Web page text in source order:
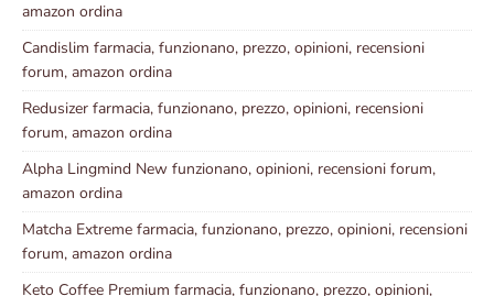
amazon ordina
Candislim farmacia, funzionano, prezzo, opinioni, recensioni
forum, amazon ordina
Redusizer farmacia, funzionano, prezzo, opinioni, recensioni
forum, amazon ordina
Alpha Lingmind New funzionano, opinioni, recensioni forum,
amazon ordina
Matcha Extreme farmacia, funzionano, prezzo, opinioni, recensioni
forum, amazon ordina
Keto Coffee Premium farmacia, funzionano, prezzo, opinioni,